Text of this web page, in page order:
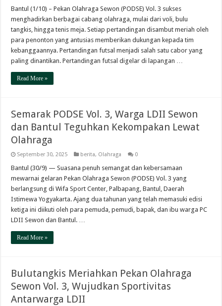
Bantul (1/10) – Pekan Olahraga Sewon (PODSE) Vol. 3 sukses
menghadirkan berbagai cabang olahraga, mulai dari voli, bulu
tangkis, hingga tenis meja. Setiap pertandingan disambut meriah oleh
para penonton yang antusias memberikan dukungan kepada tim
kebanggaannya. Pertandingan futsal menjadi salah satu cabor yang
paling dinantikan. Pertandingan futsal digelar di lapangan …
Read More »
Semarak PODSE Vol. 3, Warga LDII Sewon
dan Bantul Teguhkan Kekompakan Lewat
Olahraga
September 30, 2025 berita, Olahraga 0
Bantul (30/9) — Suasana penuh semangat dan kebersamaan
mewarnai gelaran Pekan Olahraga Sewon (PODSE) Vol. 3 yang
berlangsung di Wifa Sport Center, Palbapang, Bantul, Daerah
Istimewa Yogyakarta. Ajang dua tahunan yang telah memasuki edisi
ketiga ini diikuti oleh para pemuda, pemudi, bapak, dan ibu warga PC
LDII Sewon dan Bantul. …
Read More »
Bulutangkis Meriahkan Pekan Olahraga
Sewon Vol. 3, Wujudkan Sportivitas
Antarwarga LDII